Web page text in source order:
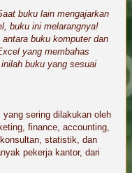
buku lain mengajarkan
buku ini melarangnya!
buku komputer dan
yang membahas
buku yang sesuai
sering dilakukan oleh
finance, accounting,
statistik, dan
pekerja kantor, dari